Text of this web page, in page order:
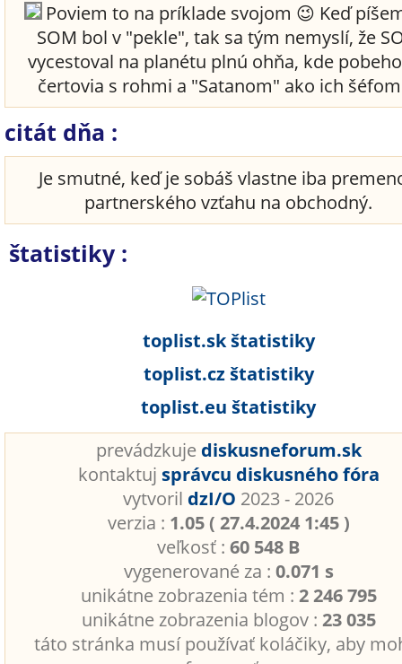
Poviem to na príklade svojom 😉 Keď
SOM bol v "pekle", tak sa tým nemyslí, že
vycestoval na planétu plnú ohňa, kde
čertovia s rohmi a "Satanom" ako ich
citát dňa :
Je smutné, keď je sobáš vlastne iba
partnerského vzťahu na obchodný.
štatistiky :
toplist.sk štatistiky
toplist.cz štatistiky
toplist.eu štatistiky
prevádzkuje diskusneforum.sk
kontaktuj správcu diskusného fóra
vytvoril dzI/O 2023 - 2026
verzia : 1.05 ( 27.4.2024 1:45 )
veľkosť :60 548 B
vygenerované za : 0.071 s
unikátne zobrazenia tém : 2 246 795
unikátne zobrazenia blogov : 23 035
táto stránka musí používať koláčiky, aby